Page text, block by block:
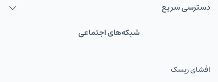
TMTIRT
دلار آمریکا
GBPIRT
دسترسی سریع
شبکه‌های اجتماعی
افشای ریسک